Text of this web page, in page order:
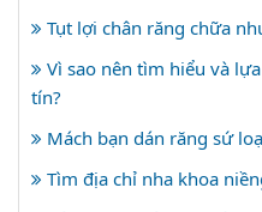
Tụt lợi chân răng chữa
Vì sao nên tìm hiểu và
tín?
Mách bạn dán răng sứ
Tìm địa chỉ nha khoa